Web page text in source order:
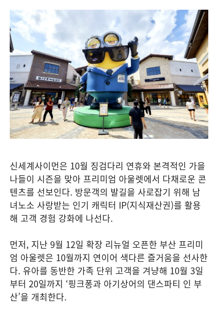
신세계사이먼은 10월 징검다리 연휴와 본격적인 가을
나들이 시즌을 맞아 프리미엄 아울렛에서 다채로운 콘
텐츠를 선보인다. 방문객의 발길을 사로잡기 위해 남
녀노소 사랑받는 인기 캐릭터 IP(지식재산권)를 활용
해 고객 경험 강화에 나선다.
먼저, 지난 9월 12일 확장 리뉴얼 오픈한 부산 프리미
엄 아울렛은 10월까지 연이어 색다른 즐거움을 선사한
다. 유아를 동반한 가족 단위 고객을 겨냥해 10월 3일
부터 20일까지 ‘핑크퐁과 아기상어의 댄스파티 인 부
산’을 개최한다.